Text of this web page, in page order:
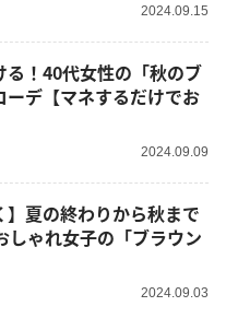
2024.09.15
る！40代女性の「秋のブ
ーデ【マネするだけでお
2024.09.09
】夏の終わりから秋まで
しゃれ女子の「ブラウン
2024.09.03